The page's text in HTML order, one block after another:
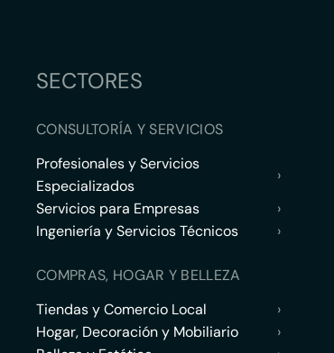
SECTORES
CONSULTORÍA Y SERVICIOS
Profesionales y Servicios
Especializados
›
Servicios para Empresas
›
Ingeniería y Servicios Técnicos
›
COMPRAS, HOGAR Y BELLEZA
Tiendas y Comercio Local
›
Hogar, Decoración y Mobiliario
›